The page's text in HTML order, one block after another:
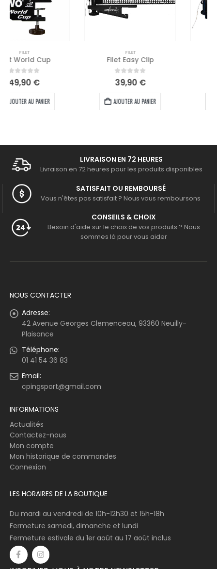
Filet Easy Clip
AJOUTER AU PANIER
Filet CS Outdoor
AJOUTER AU PANIER
LIVRAISON EN 72 HEURES
Livraison en 72 heures pour les produits disponibles
SATISFAIT OU REMBOURSÉ
Vous n'êtes pas satisfait ? Nous vous remboursons
CONSEILS & CHOIX
Besoin d'aide sur le choix de vos produits ? Nous
sommes là pour vous aider
NOUS CONTACTER
Adresse:
42 Avenue Georges Clemenceau, 93360 Neuilly-
Plaisance
Téléphone:
01 41 54 36 83
Email:
cpingsport@gmail.com
INFORMATIONS
Actualités
Contactez-nous
Mon compte
Mon historique de commandes
Connexion
LES HORAIRES DE LA BOUTIQUE
Du mardi au vendredi de 10h-12h30 et 15h-18h
Fermeture samedi, dimanche et lundi
Fermeture estivale du 1er août au 17 août inclus